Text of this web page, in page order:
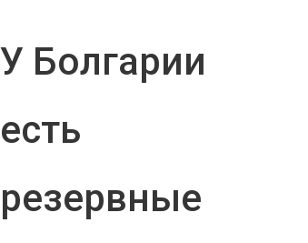
У Болгарии
есть
резервные